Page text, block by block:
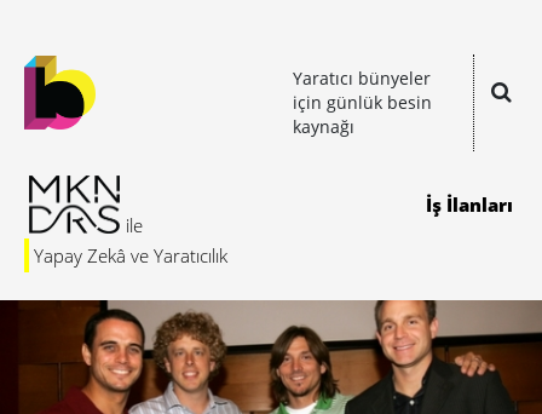
Yaratıcı bünyeler
için günlük besin
kaynağı
Yapay Zekâ ve Yaratıcılık
İş İlanları